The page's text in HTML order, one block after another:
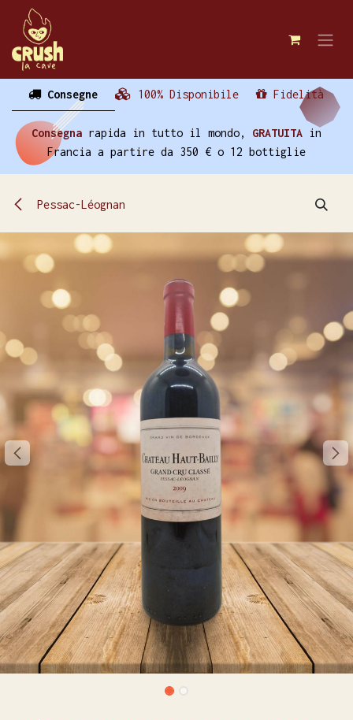
Passa al contenuto
Consegne 100% Disponibile Fidelità
Consegna rapida in tutto il mondo, GRATUITA in
Francia a partire da 350 € o 12 bottiglie
Pessac-Léognan